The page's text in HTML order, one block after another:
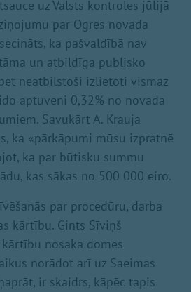
uz Valsts kontroles jūlijā
par Ogres novada
ka pašvaldībā nav
un atbildīga publisko
neatbilstoši izlietoti vismaz
aptuveni 0,32% no novada
Savukārt A. Krauja
ka «pārkāpumi mūsu izpratnē
ka par būtisku summu
kas sākas no 500 000 eiro.
par procedūru, darba
kārtību. Gints Sīviņš
nosaka domes
norādot arī uz Saeimas
ir skaidrs, kāpēc tapis